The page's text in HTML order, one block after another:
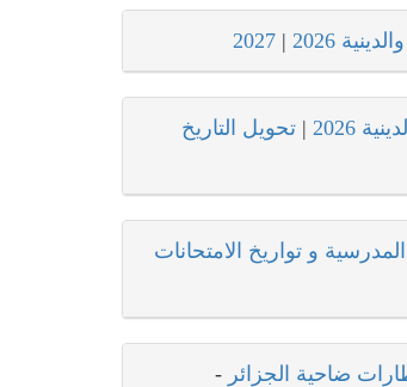
2026
|
2027
2026
| تحويل التاريخ
و تواريخ الامتحانات
ضاحية الجزائر -